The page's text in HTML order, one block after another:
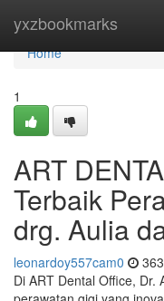
yxzbookmarks
Home
Home
1
ART
Terbaik
drg. Aulia
leonardoy557cam0
Di ART Dental Office, Dr.